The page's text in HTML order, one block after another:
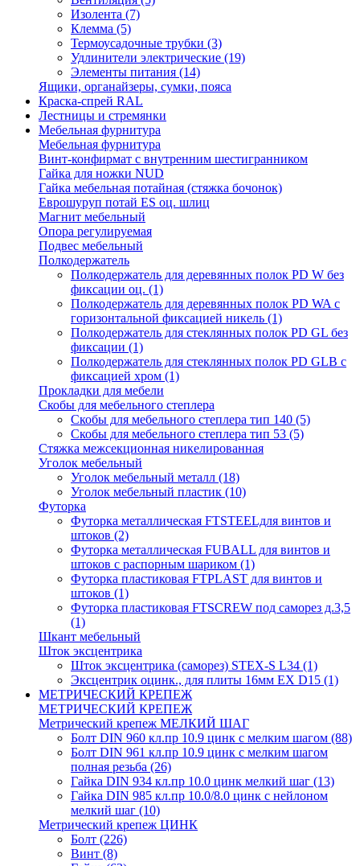
Изолента (7)
Клемма (5)
Термоусадочные трубки (3)
Удлинители электрические (19)
Элементы питания (14)
Ящики, органайзеры, сумки, пояса
Краска-спрей RAL
Лестницы и стремянки
Мебельная фурнитура
Мебельная фурнитура
Винт-конфирмат с внутренним шестигранником
Гайка для ножки NUD
Гайка мебельная потайная (стяжка бочонок)
Еврошуруп потай ES оц. шлиц
Магнит мебельный
Опора регулируемая
Подвес мебельный
Полкодержатель
Полкодержатель для деревянных полок PD W без
фиксации оц. (1)
Полкодержатель для деревянных полок PD WA с
горизонтальной фиксацией никель (1)
Полкодержатель для стеклянных полок PD GL без
фиксации (1)
Полкодержатель для стеклянных полок PD GLВ с
фиксацией хром (1)
Прокладки для мебели
Скобы для мебельного степлера
Скобы для мебельного степлера тип 140 (5)
Скобы для мебельного степлера тип 53 (5)
Стяжка межсекционная никелированная
Уголок мебельный
Уголок мебельный металл (18)
Уголок мебельный пластик (10)
Футорка
Футорка металлическая FTSTEELдля винтов и
штоков (2)
Футорка металлическая FUBALL для винтов и
штоков с распорным шариком (1)
Футорка пластиковая FTPLAST для винтов и
штоков (1)
Футорка пластиковая FTSCREW под саморез д.3,5
(1)
Шкант мебельный
Шток эксцентрика
Шток эксцентрика (саморез) STEX-S L34 (1)
Эксцентрик оцинк., для плиты 16мм EX D15 (1)
МЕТРИЧЕСКИЙ КРЕПЕЖ
МЕТРИЧЕСКИЙ КРЕПЕЖ
Метрический крепеж МЕЛКИЙ ШАГ
Болт DIN 960 кл.пр 10.9 цинк с мелким шагом (88)
Болт DIN 961 кл.пр 10.9 цинк с мелким шагом
полная резьба (26)
Гайка DIN 934 кл.пр 10.0 цинк мелкий шаг (13)
Гайка DIN 985 кл.пр 10.0/8.0 цинк с нейлоном
мелкий шаг (10)
Метрический крепеж ЦИНК
Болт (226)
Винт (8)